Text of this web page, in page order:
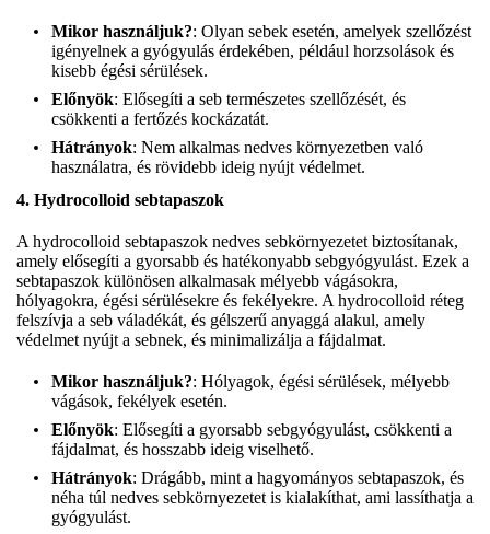
Mikor használjuk?: Olyan sebek esetén, amelyek szellőzést
igényelnek a gyógyulás érdekében, például horzsolások és
kisebb égési sérülések.
Előnyök: Elősegíti a seb természetes szellőzését, és
csökkenti a fertőzés kockázatát.
Hátrányok: Nem alkalmas nedves környezetben való
használatra, és rövidebb ideig nyújt védelmet.
4. Hydrocolloid sebtapaszok
A hydrocolloid sebtapaszok nedves sebkörnyezetet biztosítanak,
amely elősegíti a gyorsabb és hatékonyabb sebgyógyulást. Ezek a
sebtapaszok különösen alkalmasak mélyebb vágásokra,
hólyagokra, égési sérülésekre és fekélyekre. A hydrocolloid réteg
felszívja a seb váladékát, és gélszerű anyaggá alakul, amely
védelmet nyújt a sebnek, és minimalizálja a fájdalmat.
Mikor használjuk?: Hólyagok, égési sérülések, mélyebb
vágások, fekélyek esetén.
Előnyök: Elősegíti a gyorsabb sebgyógyulást, csökkenti a
fájdalmat, és hosszabb ideig viselhető.
Hátrányok: Drágább, mint a hagyományos sebtapaszok, és
néha túl nedves sebkörnyezetet is kialakíthat, ami lassíthatja a
gyógyulást.